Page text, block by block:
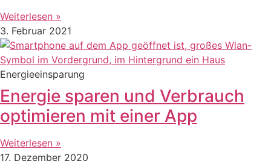
Weiterlesen »
3. Februar 2021
Energieeinsparung
Energie sparen und Verbrauch
optimieren mit einer App
Weiterlesen »
17. Dezember 2020